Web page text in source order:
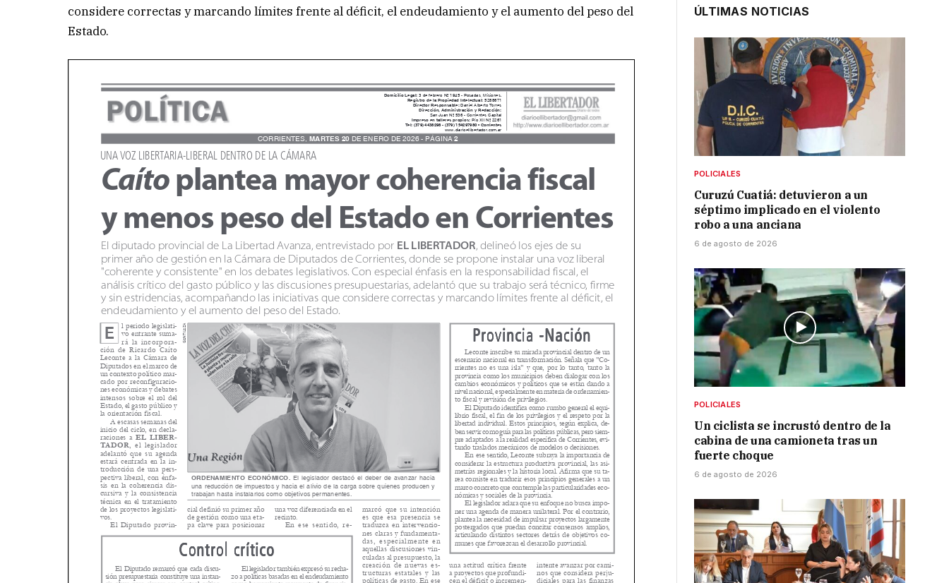
considere correctas y marcando límites frente al déficit, el endeudamiento y el aumento del peso del
Estado.
ÚLTIMAS NOTICIAS
POLICIALES
Curuzú Cuatiá: detuvieron a un
séptimo implicado en el violento
robo a una anciana
6 de agosto de 2026
POLICIALES
Un ciclista se incrustó dentro de la
cabina de una camioneta tras un
fuerte choque
6 de agosto de 2026